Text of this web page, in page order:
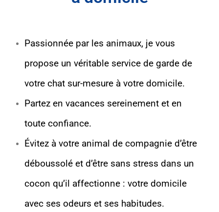
Passionnée par les animaux, je vous
propose un véritable service de garde de
votre chat sur-mesure à votre domicile.
Partez en vacances sereinement et en
toute confiance.
Évitez à votre animal de compagnie d’être
déboussolé et d’être sans stress dans un
cocon qu’il affectionne : votre domicile
avec ses odeurs et ses habitudes.